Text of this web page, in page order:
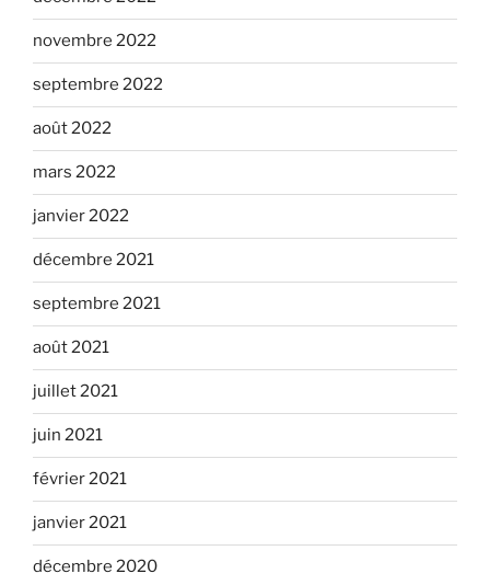
novembre 2022
septembre 2022
août 2022
mars 2022
janvier 2022
décembre 2021
septembre 2021
août 2021
juillet 2021
juin 2021
février 2021
janvier 2021
décembre 2020